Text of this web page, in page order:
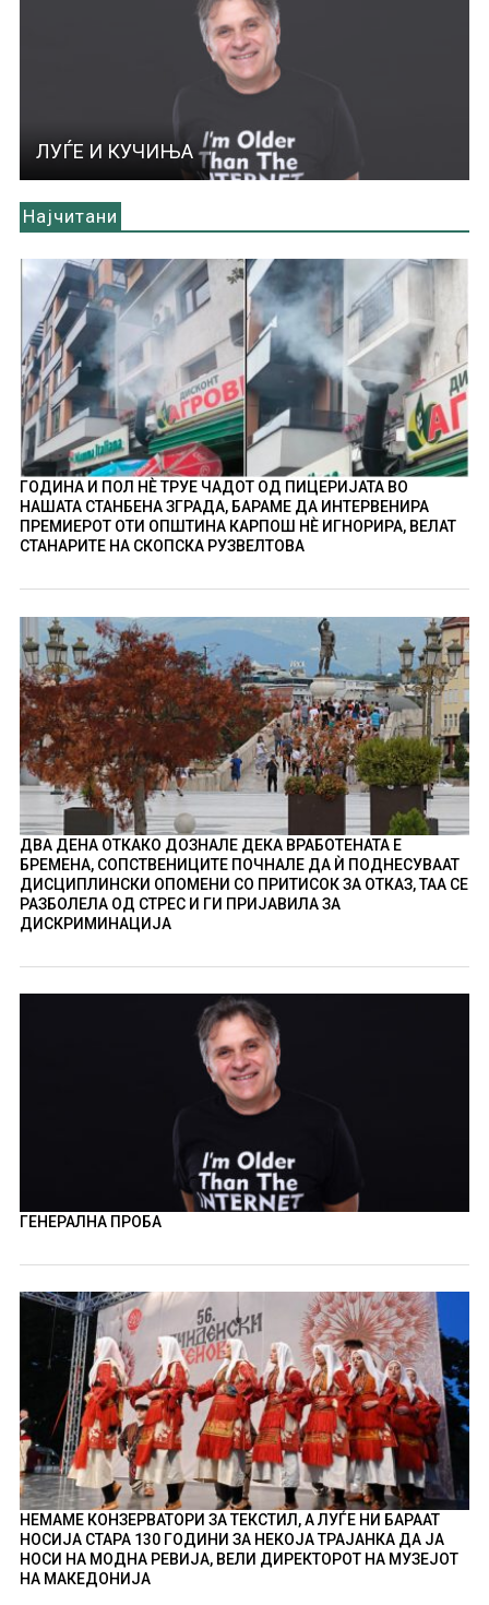
ЛУЃЕ И КУЧИЊА
Најчитани
ГОДИНА И ПОЛ НÈ ТРУЕ ЧАДОТ ОД ПИЦЕРИЈАТА ВО
НАШАТА СТАНБЕНА ЗГРАДА, БАРАМЕ ДА ИНТЕРВЕНИРА
ПРЕМИЕРОТ ОТИ ОПШТИНА КАРПОШ НÈ ИГНОРИРА, ВЕЛАТ
СТАНАРИТЕ НА СКОПСКА РУЗВЕЛТОВА
ДВА ДЕНА ОТКАКО ДОЗНАЛЕ ДЕКА ВРАБОТЕНАТА Е
БРЕМЕНА, СОПСТВЕНИЦИТЕ ПОЧНАЛЕ ДА Ѝ ПОДНЕСУВААТ
ДИСЦИПЛИНСКИ ОПОМЕНИ СО ПРИТИСОК ЗА ОТКАЗ, ТАА СЕ
РАЗБОЛЕЛА ОД СТРЕС И ГИ ПРИЈАВИЛА ЗА
ДИСКРИМИНАЦИЈА
ГЕНЕРАЛНА ПРОБА
НЕМАМЕ КОНЗЕРВАТОРИ ЗА ТЕКСТИЛ, А ЛУЃЕ НИ БАРААТ
НОСИЈА СТАРА 130 ГОДИНИ ЗА НЕКОЈА ТРАЈАНКА ДА ЈА
НОСИ НА МОДНА РЕВИЈА, ВЕЛИ ДИРЕКТОРОТ НА МУЗЕЈОТ
НА МАКЕДОНИЈА